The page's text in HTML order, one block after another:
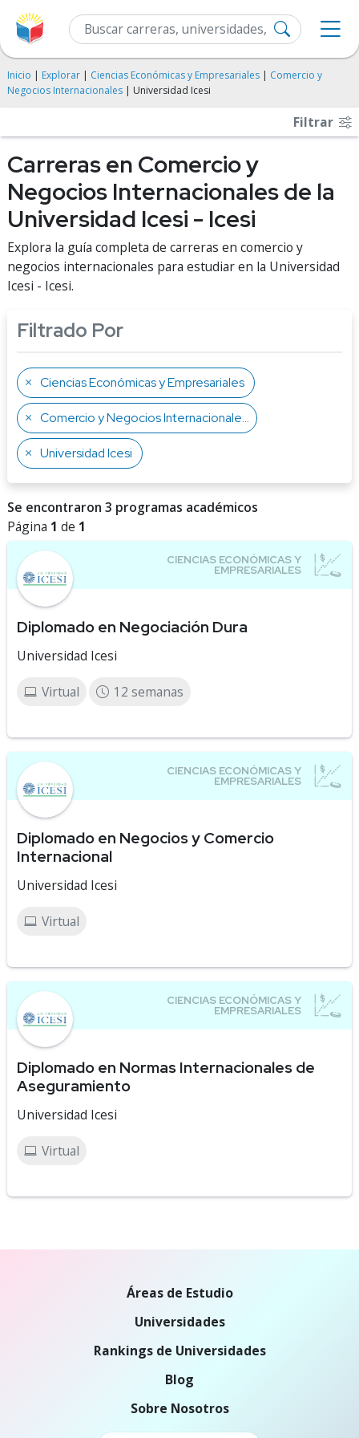
Inicio | Explorar | Ciencias Económicas y Empresariales | Comercio y
Negocios Internacionales | Universidad Icesi
Filtrar
Carreras en Comercio y
Negocios Internacionales de la
Universidad Icesi - Icesi
Explora la guía completa de carreras en comercio y
negocios internacionales para estudiar en la Universidad
Icesi - Icesi.
Filtrado Por
Ciencias Económicas y Empresariales
Comercio y Negocios Internacionales
Universidad Icesi
Se encontraron 3 programas académicos
Página 1 de 1
Diplomado en Negociación Dura
Universidad Icesi
Virtual 12 semanas
Diplomado en Negocios y Comercio
Internacional
Universidad Icesi
Virtual
Diplomado en Normas Internacionales de
Aseguramiento
Universidad Icesi
Virtual
Áreas de Estudio
Universidades
Rankings de Universidades
Blog
Sobre Nosotros